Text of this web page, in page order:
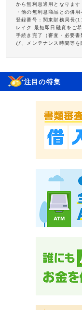
から無利息適用となりま
・他の無利息商品との併
登録番号：関東財務局長
レイク 最短即日融資をご
手続き完了（審査・必要
び、メンテナンス時間等を
注目の特集